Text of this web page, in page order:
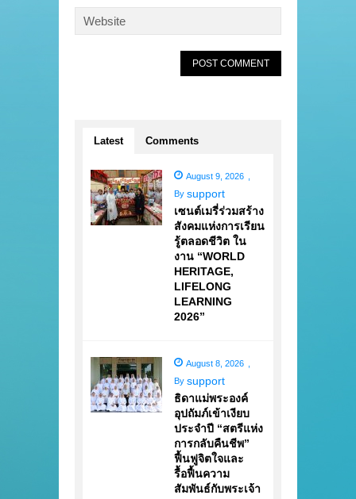
Latest Comments
August 9, 2026
By support
เซนต์เมรี่ร่วมสร้าง
สังคมแห่งการเรียน
รู้ตลอดชีวิต ใน
งาน “WORLD
HERITAGE,
LIFELONG
LEARNING
2026”
August 8, 2026
By support
ธิดาแม่พระองค์
อุปถัมภ์เข้าเงียบ
ประจำปี “สตรีแห่ง
การกลับคืนชีพ”
ฟื้นฟูจิตใจและ
รื้อฟื้นความ
สัมพันธ์กับพระเจ้า